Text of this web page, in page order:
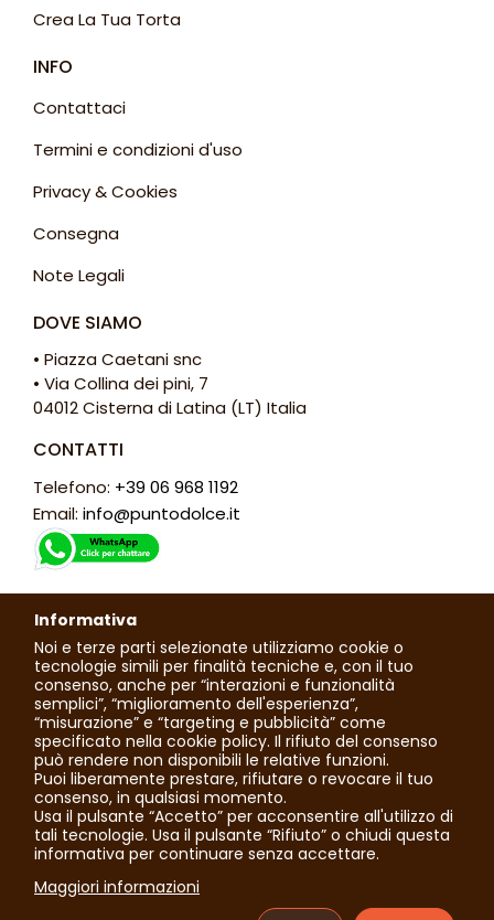
Crea La Tua Torta
INFO
Contattaci
Termini e condizioni d'uso
Privacy & Cookies
Consegna
Note Legali
DOVE SIAMO
• Piazza Caetani snc
• Via Collina dei pini, 7
04012 Cisterna di Latina (LT) Italia
CONTATTI
Telefono: +39 06 968 1192
Email: info@puntodolce.it
ORARI
Lunedì: chiuso
Martedì - Sabato: 7:30 - 13:00 / 16:00 - 20:00
Domenica: 7:30 - 13:30
© 2023 Tutti i diritti riservati. Punto Dolce di Toti Roberta |
P.IVA: 02236630592
Informativa
Noi e terze parti selezionate utilizziamo cookie o
tecnologie simili per finalità tecniche e, con il tuo
consenso, anche per “interazioni e funzionalità
semplici”, “miglioramento dell'esperienza”,
“misurazione” e “targeting e pubblicità” come
specificato nella cookie policy. Il rifiuto del consenso
può rendere non disponibili le relative funzioni.
Puoi liberamente prestare, rifiutare o revocare il tuo
consenso, in qualsiasi momento.
Usa il pulsante “Accetto” per acconsentire all'utilizzo di
tali tecnologie. Usa il pulsante “Rifiuto” o chiudi questa
informativa per continuare senza accettare.
Maggiori informazioni